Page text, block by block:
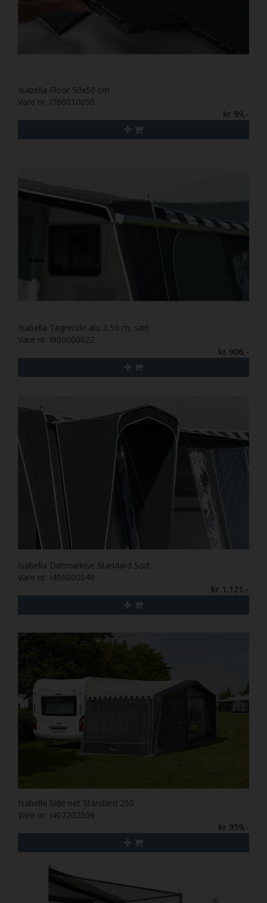
Isabella Floor 50x50 cm
Vare nr. I760010050
kr 99,-
Isabella Tagrende alu 3,50 m, sæt
Vare nr. I900000022
kr 906,-
Isabella Dørmarkise Standard Sort
Vare nr. I406000046
kr 1.121,-
Isabella Side net Standard 250
Vare nr. I407202506
kr 959,-